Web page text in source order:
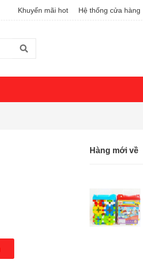
Khuyến mãi hot Hệ thống cửa hàng
Hàng mới về